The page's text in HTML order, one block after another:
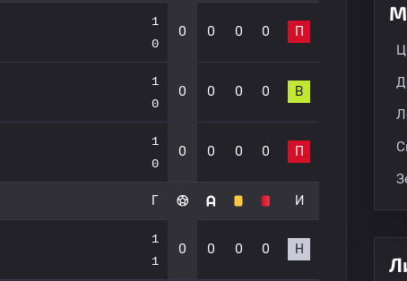
1
0
0 0 0 0 П
1
0
0 0 0 0 В
1
0
0 0 0 0 П
Г И
1
1
0 0 0 0 Н